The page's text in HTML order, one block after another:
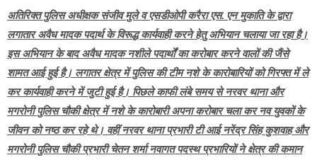
अतिरिक्त पुलिस अधीक्षक संजीव मुले व एसडीओपी करैरा एस. एन मुकाति के द्वारा
लगातार अवैध मादक पदार्थ के विरूद्ध कार्यवाही करने हेतु अभियान चलाया जा रहा है।
इस अभियान के बाद अवैध मादक नशीले पदार्थों का करोबार करने वालों की जैंसे
शामत आई हुई है। लगातर क्षेत्र में पुलिस की टीम नशे के कारोबारियों को गिरफ्त में ले
कर कार्यवाही करने में जुटी हुई है। पिछले काफी लंबे समय से नरवर थाना और
मगरोनी पुलिस चौकी क्षेत्र में नशे के कारोबारी अपना करोबार चला कर नव युवकों के
जीवन को नष्ठ कर रहे थे। वहीं नरवर थाना प्रभारी टी आई नरेंद्र सिंह कुशवाह और
मगरोनी पुलिस चौकी प्रभारी चेतन शर्मा नवागत पदस्थ प्रभारियों ने क्षेत्र की कमान